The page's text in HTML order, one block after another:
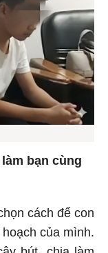
bạn cùng
cách để con
của mình.
bút, chia làm